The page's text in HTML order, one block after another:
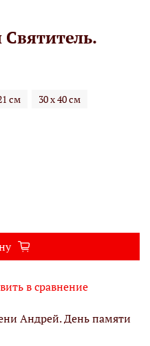
в сравнение
см 30 х 40 см
Андрей. День памяти